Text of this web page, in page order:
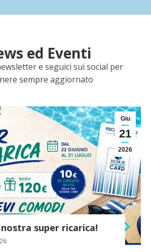
ed Eventi
e seguici sui social per
sempre aggiornato
Giu
21
2026
super ricarica!